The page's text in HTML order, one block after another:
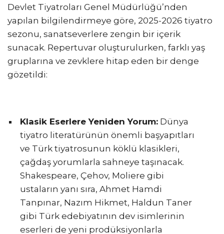
Devlet Tiyatroları Genel Müdürlüğü’nden
yapılan bilgilendirmeye göre, 2025-2026 tiyatro
sezonu, sanatseverlere zengin bir içerik
sunacak. Repertuvar oluşturulurken, farklı yaş
gruplarına ve zevklere hitap eden bir denge
gözetildi:
Klasik Eserlere Yeniden Yorum: Dünya
tiyatro literatürünün önemli başyapıtları
ve Türk tiyatrosunun köklü klasikleri,
çağdaş yorumlarla sahneye taşınacak.
Shakespeare, Çehov, Moliere gibi
ustaların yanı sıra, Ahmet Hamdi
Tanpınar, Nazım Hikmet, Haldun Taner
gibi Türk edebiyatının dev isimlerinin
eserleri de yeni prodüksiyonlarla